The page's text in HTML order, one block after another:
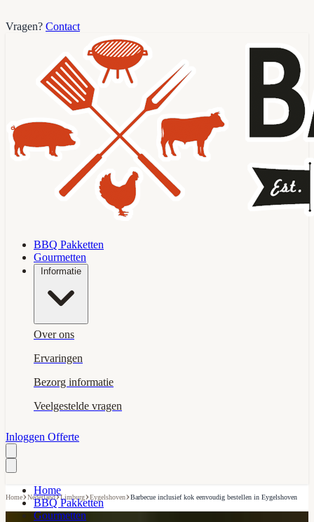
Vragen? Contact
BBQ Pakketten
Gourmetten
Informatie
Over ons
Ervaringen
Bezorg informatie
Veelgestelde vragen
Inloggen Offerte
Home
BBQ Pakketten
Gourmetten
Home›Nederland›Limburg›Eygelshoven›Barbecue inclusief kok eenvoudig bestellen in Eygelshoven